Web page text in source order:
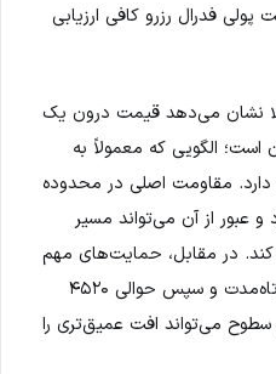
فدرال رزرو کافی ارزیابی
طلا نشان می‌دهد قیمت درون یک
الگویی که معمولاً به
مقاومت اصلی در محدوده
قرار دارد و عبور از آن می‌تواند مسیر
دلار را باز کند. در مقابل، حمایت‌های مهم
در محدوده میانگین متحرک کوتاه‌مدت و سپس حوالی ۴۵۲۰
می‌تواند افت عمیق‌تری را